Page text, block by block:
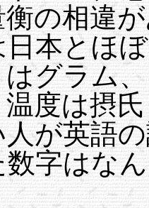
の相違
本とほ
グラム
温度は摂
が英語
字はな